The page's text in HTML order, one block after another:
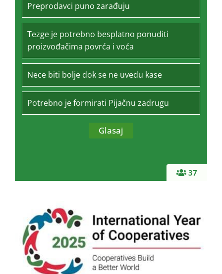
37
Preprodavci puno zarađuju
Tezge je potrebno besplatno ponuditi
proizvođačima povrća i voća
Nece biti bolje dok se ne uvedu kase
Potrebno je formirati Pijačnu zadrugu